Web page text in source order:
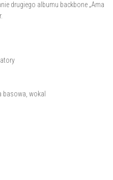
drugiego albumu backbone „Ama
basowa, wokal